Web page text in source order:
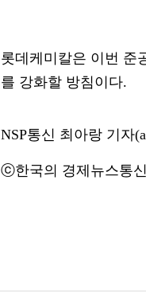
롯데케미칼은 이번 준
를 강화할 방침이다.
NSP통신 최아랑 기자
ⓒ한국의 경제뉴스통신